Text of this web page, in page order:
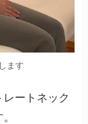
ます
ートネック